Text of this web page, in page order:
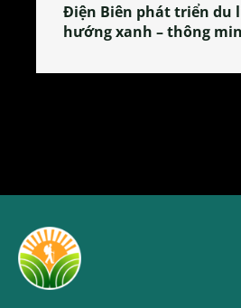
– bền vững
Làng
tỏa đặc